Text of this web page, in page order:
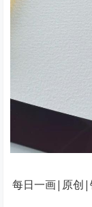
每日一画|原创|